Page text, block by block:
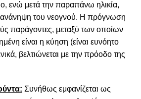
ενώ μετά την παραπάνω ηλικία,
ανάνηψη του νεογνού. Η πρόγνωση
παράγοντες, μεταξύ των οποίων
είναι η κύηση (είναι ευνόητο
βελτιώνεται με την πρόοδο της
Συνήθως εμφανίζεται ως